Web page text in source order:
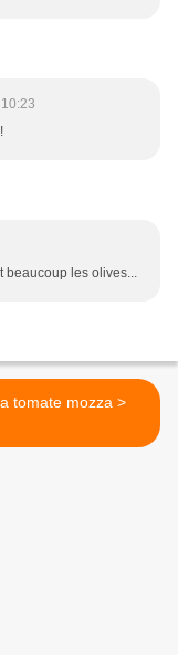
beaucoup les olives...
Pizza tomate mozza >